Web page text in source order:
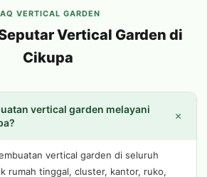
VERTICAL GARDEN
Vertical Garden di
Cikupa
vertical garden melayani
+
vertical garden di seluruh
rumah tinggal, cluster, kantor, ruko,